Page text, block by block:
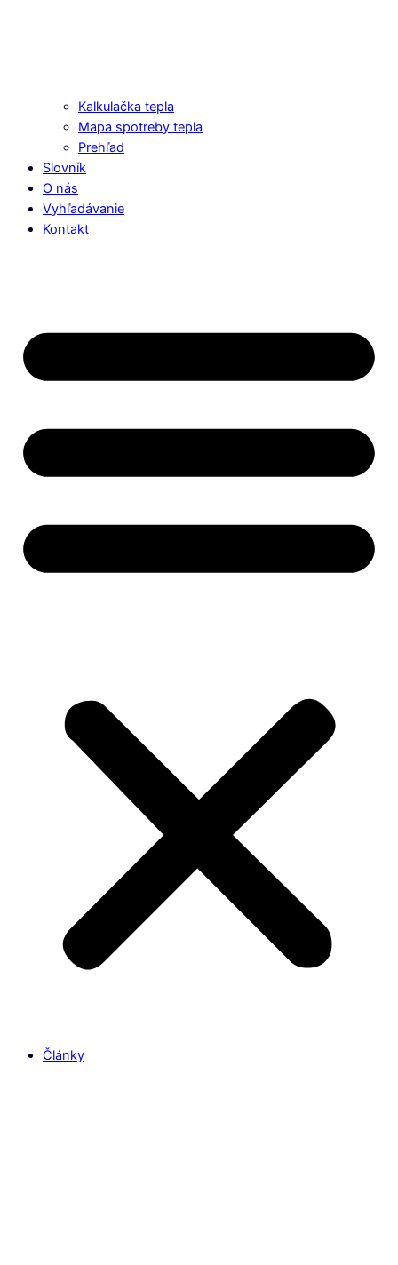
Kalkulačka tepla
Mapa spotreby tepla
Prehľad
Slovník
O nás
Vyhľadávanie
Kontakt
Články